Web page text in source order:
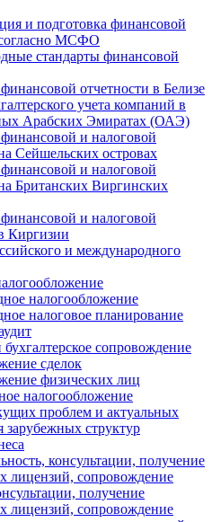
и подготовка финансовой
МСФО
стандарты финансовой
отчетности в Белизе
учета компаний в
Арабских Эмиратах (ОАЭ)
и налоговой
Сейшельских островах
и налоговой
Британских Виргинских
и налоговой
Киргизии
и международного
налогообложение
налоговое планирование
сопровождение
сделок
физических лиц
налогообложение
проблем и актуальных
зарубежных структур
консультации, получение
лицензий, сопровождение
получение
лицензий, сопровождение